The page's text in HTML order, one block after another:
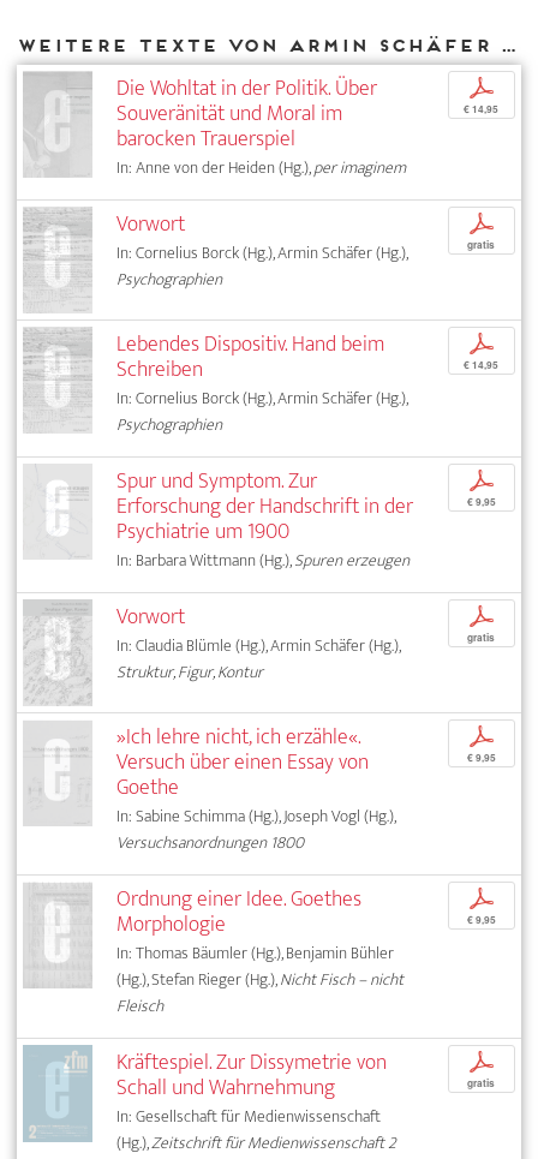
Weitere Texte von Armin Schäfer bei DIAPHANES
Die Wohltat in der Politik. Über
Souveränität und Moral im
barocken Trauerspiel
In: Anne von der Heiden (Hg.),per imaginem
p
€ 14,95
Vorwort
In: Cornelius Borck (Hg.), Armin Schäfer (Hg.),
Psychographien
p
gratis
Lebendes Dispositiv. Hand beim
Schreiben
In: Cornelius Borck (Hg.), Armin Schäfer (Hg.),
Psychographien
p
€ 14,95
Spur und Symptom. Zur
Erforschung der Handschrift in der
Psychiatrie um 1900
In: Barbara Wittmann (Hg.),Spuren erzeugen
p
€ 9,95
Vorwort
In: Claudia Blümle (Hg.), Armin Schäfer (Hg.),
Struktur, Figur, Kontur
p
gratis
»Ich lehre nicht, ich erzähle«.
Versuch über einen Essay von
Goethe
In: Sabine Schimma (Hg.), Joseph Vogl (Hg.),
Versuchsanordnungen 1800
p
€ 9,95
Ordnung einer Idee. Goethes
Morphologie
In: Thomas Bäumler (Hg.), Benjamin Bühler
(Hg.), Stefan Rieger (Hg.),Nicht Fisch – nicht
Fleisch
p
€ 9,95
Kräftespiel. Zur Dissymetrie von
Schall und Wahrnehmung
In: Gesellschaft für Medienwissenschaft
(Hg.),Zeitschrift für Medienwissenschaft 2
p
gratis